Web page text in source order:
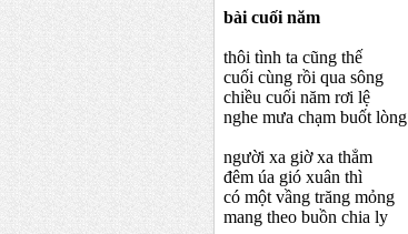
bài cuối năm
thôi tình ta cũng thế
cuối cùng rồi qua sông
chiều cuối năm rơi lệ
nghe mưa chạm buốt lòng
người xa giờ xa thẳm
đêm úa gió xuân thì
có một vầng trăng mỏng
mang theo buồn chia ly